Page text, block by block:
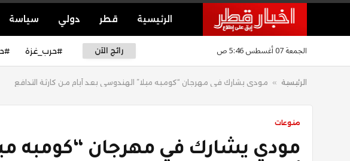
الرئيسية قطر دولي سياسة
الجمعة 07 أغسطس 5:46 ص رائج الآن #حرب_غزة
الرئيسية » مودي يشارك في مهرجان “كومبه ميلا” الهندوسي بعد أيام من كارثة التدافع
منوعات
مودي يشارك في مهرجان “كومبه